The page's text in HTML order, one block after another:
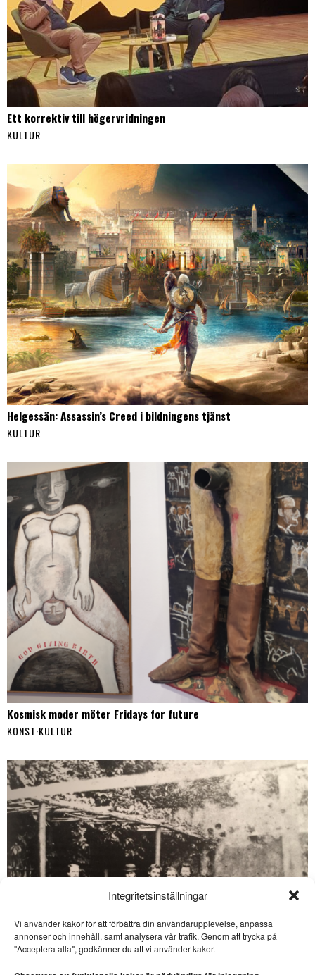
Integritetsinställningar
Vi använder kakor för att förbättra din användarupplevelse, anpassa
annonser och innehåll, samt analysera vår trafik. Genom att trycka på
"Acceptera alla", godkänner du att vi använder kakor.
Ett korrektiv till högervridningen
KULTUR
Helgessän: Assassin’s Creed i bildningens tjänst
KULTUR
Kosmisk moder möter Fridays for future
KONST·KULTUR
SE ÄVEN
bio – ”The Odyssey” och